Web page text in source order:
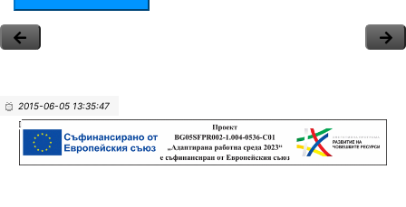
2015-06-05 13:35:47